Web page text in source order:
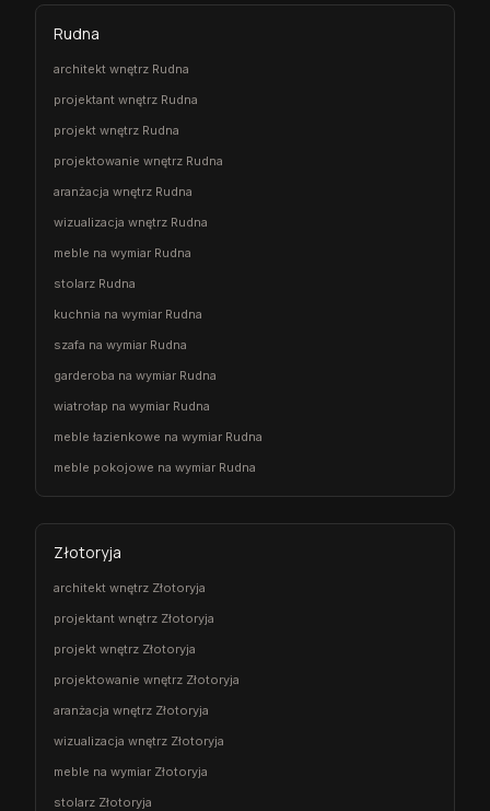
Rudna
architekt wnętrz Rudna
projektant wnętrz Rudna
projekt wnętrz Rudna
projektowanie wnętrz Rudna
aranżacja wnętrz Rudna
wizualizacja wnętrz Rudna
meble na wymiar Rudna
stolarz Rudna
kuchnia na wymiar Rudna
szafa na wymiar Rudna
garderoba na wymiar Rudna
wiatrołap na wymiar Rudna
meble łazienkowe na wymiar Rudna
meble pokojowe na wymiar Rudna
Złotoryja
architekt wnętrz Złotoryja
projektant wnętrz Złotoryja
projekt wnętrz Złotoryja
projektowanie wnętrz Złotoryja
aranżacja wnętrz Złotoryja
wizualizacja wnętrz Złotoryja
meble na wymiar Złotoryja
stolarz Złotoryja